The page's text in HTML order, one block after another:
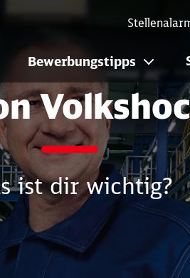
Bewerbungstipps
ist dir wichtig?